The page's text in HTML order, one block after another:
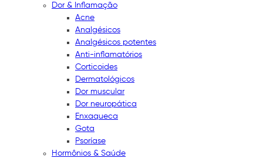
Dor & Inflamação
Acne
Analgésicos
Analgésicos potentes
Anti-inflamatórios
Corticoides
Dermatológicos
Dor muscular
Dor neuropática
Enxaqueca
Gota
Psoríase
Hormônios & Saúde